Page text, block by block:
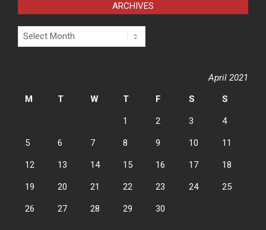
ARCHIVES
Archives
April 2021
M
T W T F S S
1 2 3 4
5 6 7 8 9 10 11
12 13 14 15 16 17 18
19 20 21 22 23 24 25
26 27 28 29 30